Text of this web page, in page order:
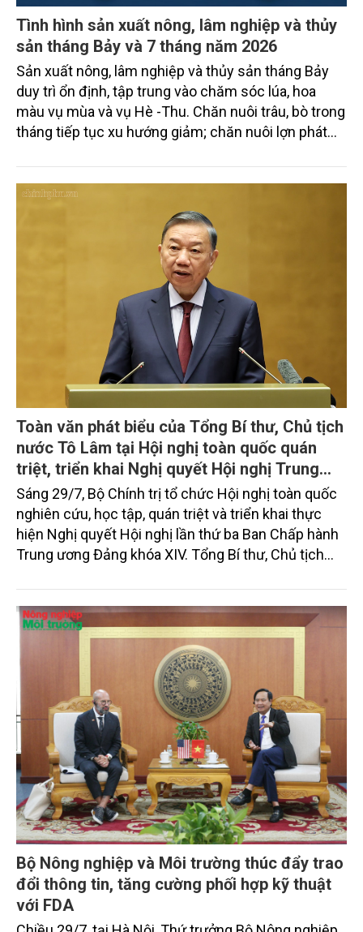
Tình hình sản xuất nông, lâm nghiệp và thủy
sản tháng Bảy và 7 tháng năm 2026
Sản xuất nông, lâm nghiệp và thủy sản tháng Bảy
duy trì ổn định, tập trung vào chăm sóc lúa, hoa
màu vụ mùa và vụ Hè -Thu. Chăn nuôi trâu, bò trong
tháng tiếp tục xu hướng giảm; chăn nuôi lợn phát
trưởng khá. Diện tích rừng trồng mới và sản lượng
thủy sản đều tăng nhẹ.
Toàn văn phát biểu của Tổng Bí thư, Chủ tịch
nước Tô Lâm tại Hội nghị toàn quốc quán
triệt, triển khai Nghị quyết Hội nghị Trung
ương 3, khóa XIV
Sáng 29/7, Bộ Chính trị tổ chức Hội nghị toàn quốc
nghiên cứu, học tập, quán triệt và triển khai thực
hiện Nghị quyết Hội nghị lần thứ ba Ban Chấp hành
Trung ương Đảng khóa XIV. Tổng Bí thư, Chủ tịch
trọng. Tạp chí Nông nghiệp và Môi trường trân trọng
giới thiệu toàn văn bài phát biểu của đồng chí Tổng
Bí thư, Chủ tịch nước.
Bộ Nông nghiệp và Môi trường thúc đẩy trao
đổi thông tin, tăng cường phối hợp kỹ thuật
với FDA